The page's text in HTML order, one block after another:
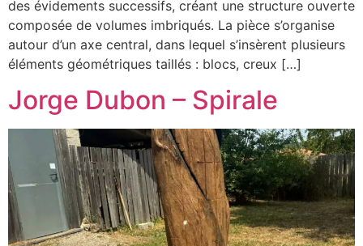
des évidements successifs, créant une structure ouverte
composée de volumes imbriqués. La pièce s’organise
autour d’un axe central, dans lequel s’insèrent plusieurs
éléments géométriques taillés : blocs, creux […]
Jorge Dubon – Spirale